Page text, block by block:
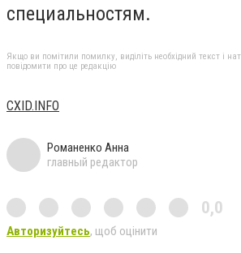
специальностям.
Якщо ви помітили помилку, виділіть необхідний текст і
повідомити про це редакцію
CXID.INFO
Романенко Анна
главный редактор
0,0
Авторизуйтесь, щоб оцінити